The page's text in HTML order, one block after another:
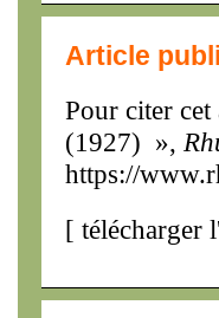
Article
Pour citer cet
(1927) »,
https://
[ télécharger